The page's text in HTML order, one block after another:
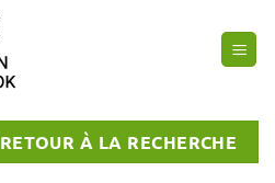
RETOUR À LA RECHERCHE